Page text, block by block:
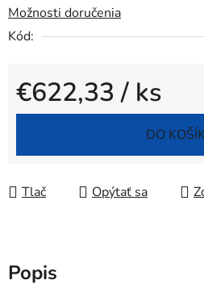
Možnosti doručenia
Kód:
€622,33/ ks
Jednotková cena:
DO
Tlač Opýtať sa
Popis